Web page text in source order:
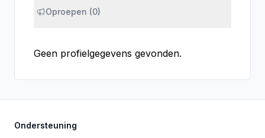
Oproepen (0)
Geen profielgegevens gevonden.
Ondersteuning